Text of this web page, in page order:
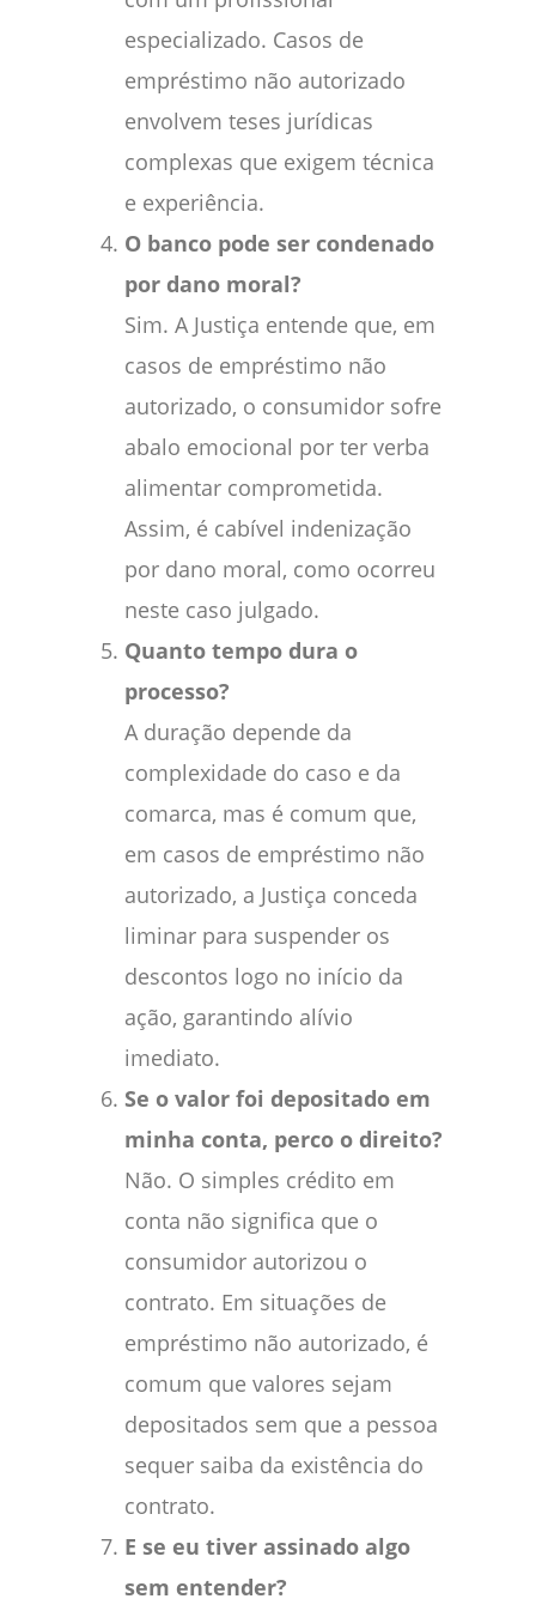
especializado. Casos de
empréstimo não autorizado
envolvem teses jurídicas
complexas que exigem técnica
e experiência.
O banco pode ser condenado
por dano moral?
Sim. A Justiça entende que, em
casos de empréstimo não
autorizado, o consumidor sofre
abalo emocional por ter verba
alimentar comprometida.
Assim, é cabível indenização
por dano moral, como ocorreu
neste caso julgado.
Quanto tempo dura o
processo?
A duração depende da
complexidade do caso e da
comarca, mas é comum que,
em casos de empréstimo não
autorizado, a Justiça conceda
liminar para suspender os
descontos logo no início da
ação, garantindo alívio
imediato.
Se o valor foi depositado em
minha conta, perco o direito?
Não. O simples crédito em
conta não significa que o
consumidor autorizou o
contrato. Em situações de
empréstimo não autorizado, é
comum que valores sejam
depositados sem que a pessoa
sequer saiba da existência do
contrato.
E se eu tiver assinado algo
sem entender?